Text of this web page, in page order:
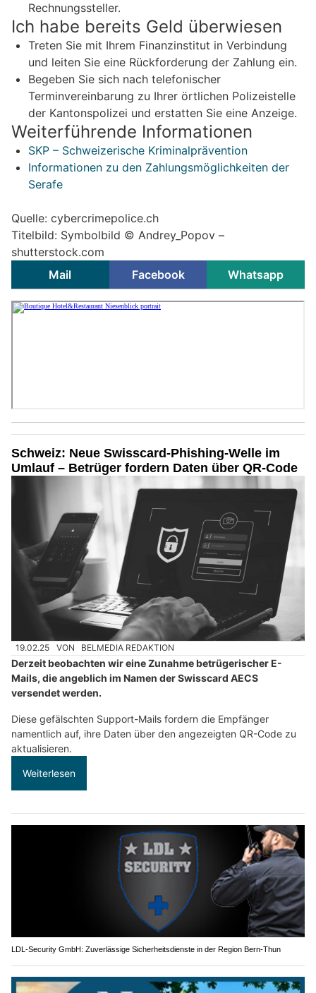
Rechnungssteller.
Ich habe bereits Geld überwiesen
Treten Sie mit Ihrem Finanzinstitut in Verbindung
und leiten Sie eine Rückforderung der Zahlung ein.
Begeben Sie sich nach telefonischer
Terminvereinbarung zu Ihrer örtlichen Polizeistelle
der Kantonspolizei und erstatten Sie eine Anzeige.
Weiterführende Informationen
SKP – Schweizerische Kriminalprävention
Informationen zu den Zahlungsmöglichkeiten der
Serafe
Quelle: cybercrimepolice.ch
Titelbild: Symbolbild © Andrey_Popov –
shutterstock.com
Mail
Facebook Whatsapp
Schweiz: Neue Swisscard-Phishing-Welle im
Umlauf – Betrüger fordern Daten über QR-Code
19.02.25 VON BELMEDIA REDAKTION
Derzeit beobachten wir eine Zunahme betrügerischer E-
Mails, die angeblich im Namen der Swisscard AECS
versendet werden.
Diese gefälschten Support-Mails fordern die Empfänger
namentlich auf, ihre Daten über den angezeigten QR-Code zu
aktualisieren.
Weiterlesen
LDL-Security GmbH: Zuverlässige Sicherheitsdienste in der Region Bern-Thun